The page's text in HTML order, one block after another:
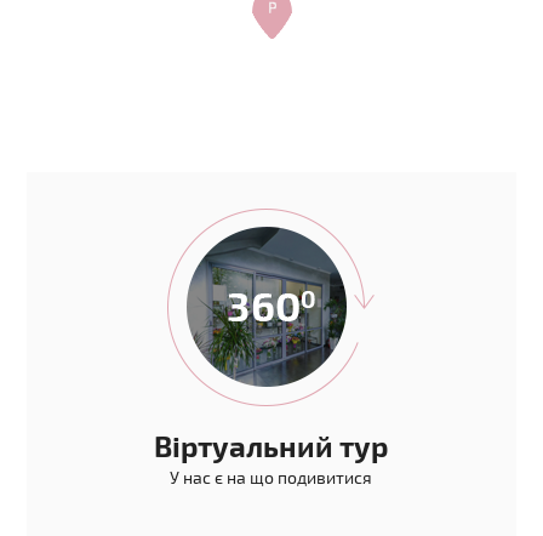
Віртуальний тур
У нас є на що подивитися